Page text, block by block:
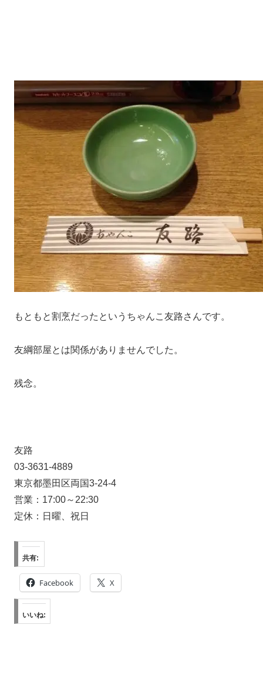
もともと割烹だったというちゃんこ友路さんです。
友綱部屋とは関係がありませんでした。
残念。
友路
03-3631-4889
東京都墨田区両国3-24-4
営業：17:00～22:30
定休：日曜、祝日
共有:
Facebook X
いいね: